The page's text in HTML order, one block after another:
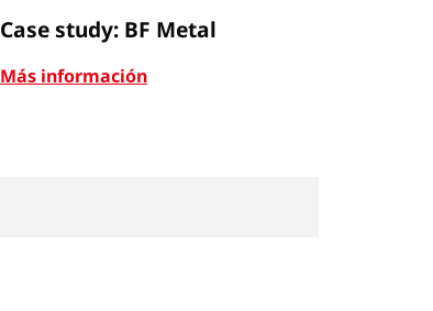
Case study: BF Metal
Más información